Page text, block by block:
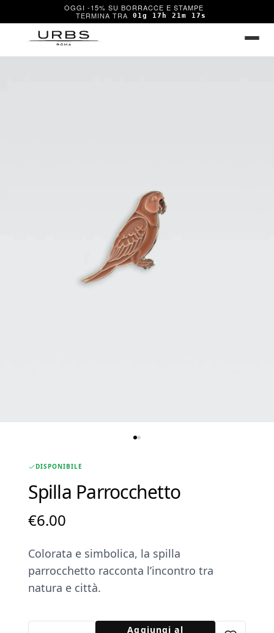
OGGI -15% SU BORRACCE E STAMPE
01g 17h 21m 17s
DISPONIBILE
Spilla Parrocchetto
€6.00
Colorata e simbolica, la spilla
parrocchetto racconta l’incontro tra
natura e città.
Aggiungi al